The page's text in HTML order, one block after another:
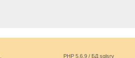
PHP 5.6.9 / БД sqlsrv